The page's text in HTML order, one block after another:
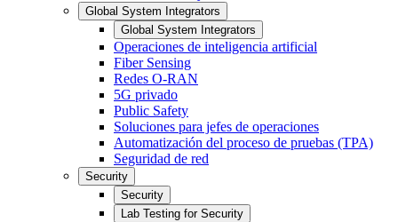
Global System Integrators
Global System Integrators
Operaciones de inteligencia artificial
Fiber Sensing
Redes O-RAN
5G privado
Public Safety
Soluciones para jefes de operaciones
Automatización del proceso de pruebas (TPA)
Seguridad de red
Security
Security
Lab Testing for Security